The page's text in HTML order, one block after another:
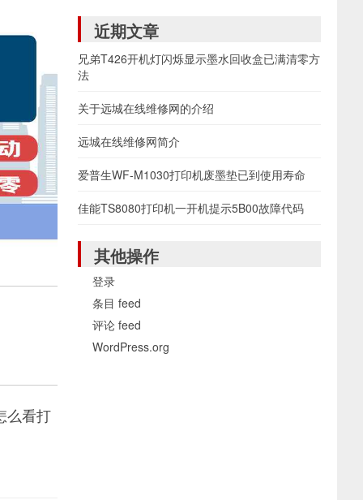
么看打
近期文章
兄弟T426开机灯闪烁显示墨水回收盒已满清零方
法
关于远城在线维修网的介绍
远城在线维修网简介
爱普生WF-M1030打印机废墨垫已到使用寿命
佳能TS8080打印机一开机提示5B00故障代码
其他操作
登录
条目 feed
评论 feed
WordPress.org